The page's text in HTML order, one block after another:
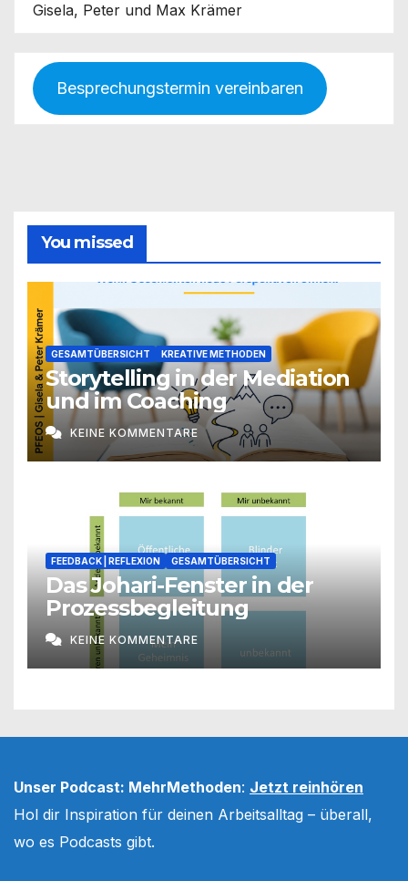
Gisela, Peter und Max Krämer
Besprechungstermin vereinbaren
You missed
GESAMTÜBERSICHT KREATIVE METHODEN
Storytelling in der Mediation
und im Coaching
KEINE KOMMENTARE
FEEDBACK | REFLEXION GESAMTÜBERSICHT
Das Johari-Fenster in der
Prozessbegleitung
KEINE KOMMENTARE
Unser Podcast: MehrMethoden: Jetzt reinhören
Hol dir Inspiration für deinen Arbeitsalltag – überall,
wo es Podcasts gibt.